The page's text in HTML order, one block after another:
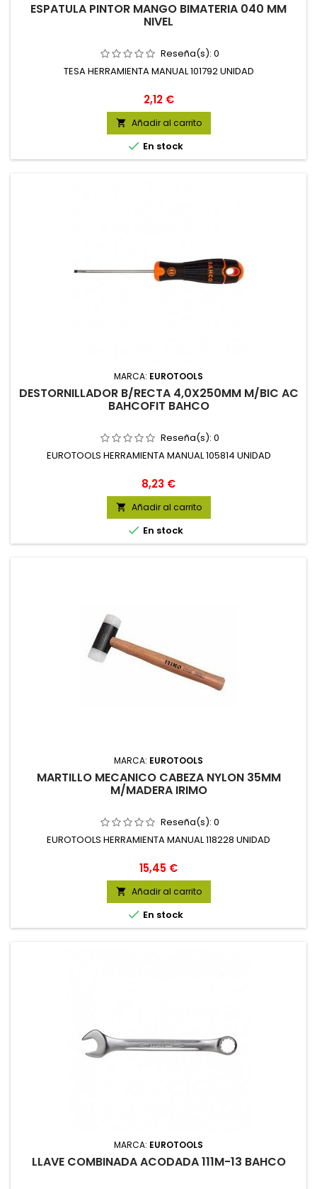
ESPATULA PINTOR MANGO BIMATERIA 040 MM
NIVEL
Reseña(s): 0
TESA HERRAMIENTA MANUAL 101792 UNIDAD
Precio
2,12 €
 Añadir al carrito
 En stock
MARCA: EUROTOOLS
DESTORNILLADOR B/RECTA 4,0X250MM M/BIC AC
BAHCOFIT BAHCO
Reseña(s): 0
EUROTOOLS HERRAMIENTA MANUAL 105814 UNIDAD
Precio
8,23 €
 Añadir al carrito
 En stock
MARCA: EUROTOOLS
MARTILLO MECANICO CABEZA NYLON 35MM
M/MADERA IRIMO
Reseña(s): 0
EUROTOOLS HERRAMIENTA MANUAL 118228 UNIDAD
Precio
15,45 €
 Añadir al carrito
 En stock
MARCA: EUROTOOLS
LLAVE COMBINADA ACODADA 111M-13 BAHCO